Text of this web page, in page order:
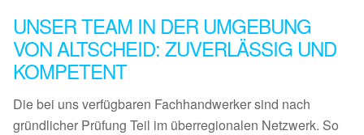
UNSER TEAM IN DER UMGEBUNG
VON ALTSCHEID: ZUVERLÄSSIG UND
KOMPETENT
Die bei uns verfügbaren Fachhandwerker sind nach
gründlicher Prüfung Teil im überregionalen Netzwerk. So